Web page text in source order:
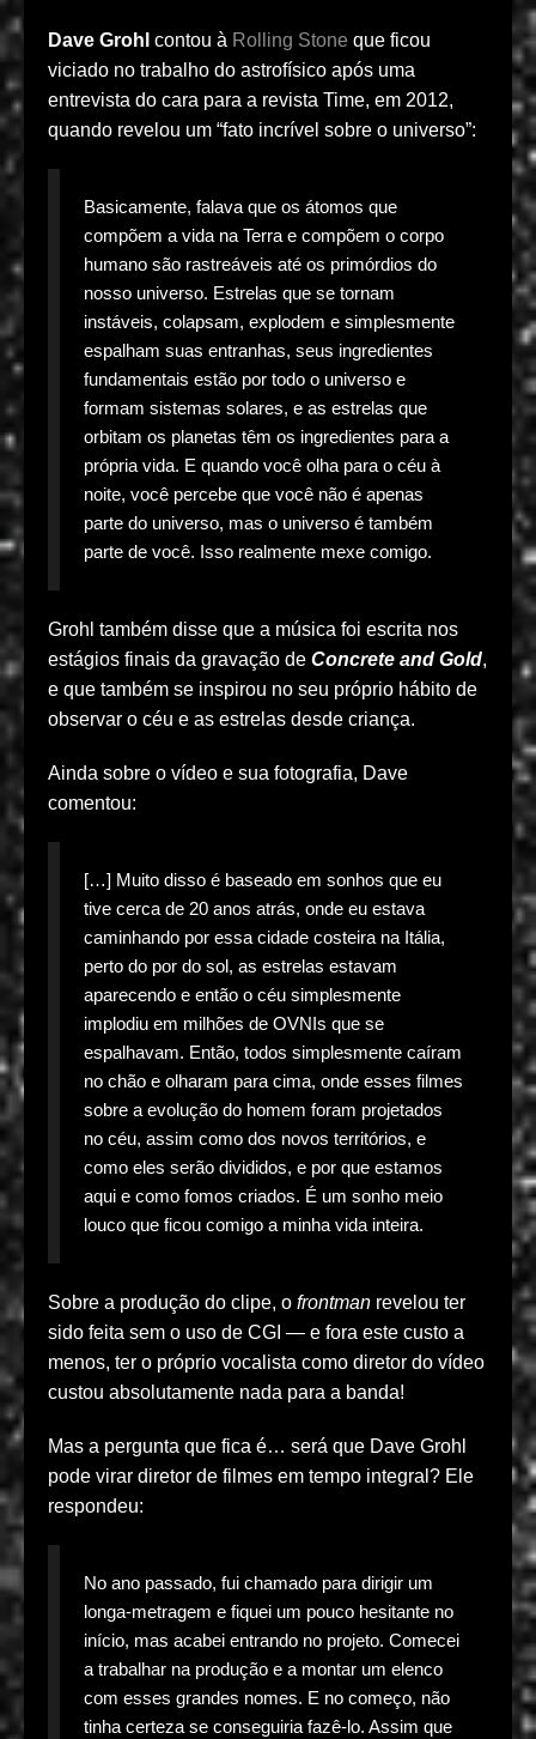
Dave Grohl contou à Rolling Stone que ficou
viciado no trabalho do astrofísico após uma
entrevista do cara para a revista Time, em 2012,
quando revelou um “fato incrível sobre o universo”:
Basicamente, falava que os átomos que
compõem a vida na Terra e compõem o corpo
humano são rastreáveis até os primórdios do
nosso universo. Estrelas que se tornam
instáveis, colapsam, explodem e simplesmente
espalham suas entranhas, seus ingredientes
fundamentais estão por todo o universo e
formam sistemas solares, e as estrelas que
orbitam os planetas têm os ingredientes para a
própria vida. E quando você olha para o céu à
noite, você percebe que você não é apenas
parte do universo, mas o universo é também
parte de você. Isso realmente mexe comigo.
Grohl também disse que a música foi escrita nos
estágios finais da gravação de Concrete and Gold,
e que também se inspirou no seu próprio hábito de
observar o céu e as estrelas desde criança.
Ainda sobre o vídeo e sua fotografia, Dave
comentou:
[…] Muito disso é baseado em sonhos que eu
tive cerca de 20 anos atrás, onde eu estava
caminhando por essa cidade costeira na Itália,
perto do por do sol, as estrelas estavam
aparecendo e então o céu simplesmente
implodiu em milhões de OVNIs que se
espalhavam. Então, todos simplesmente caíram
no chão e olharam para cima, onde esses filmes
sobre a evolução do homem foram projetados
no céu, assim como dos novos territórios, e
como eles serão divididos, e por que estamos
aqui e como fomos criados. É um sonho meio
louco que ficou comigo a minha vida inteira.
Sobre a produção do clipe, o frontman revelou ter
sido feita sem o uso de CGI — e fora este custo a
menos, ter o próprio vocalista como diretor do vídeo
custou absolutamente nada para a banda!
Mas a pergunta que fica é… será que Dave Grohl
pode virar diretor de filmes em tempo integral? Ele
respondeu:
No ano passado, fui chamado para dirigir um
longa-metragem e fiquei um pouco hesitante no
início, mas acabei entrando no projeto. Comecei
a trabalhar na produção e a montar um elenco
com esses grandes nomes. E no começo, não
tinha certeza se conseguiria fazê-lo. Assim que